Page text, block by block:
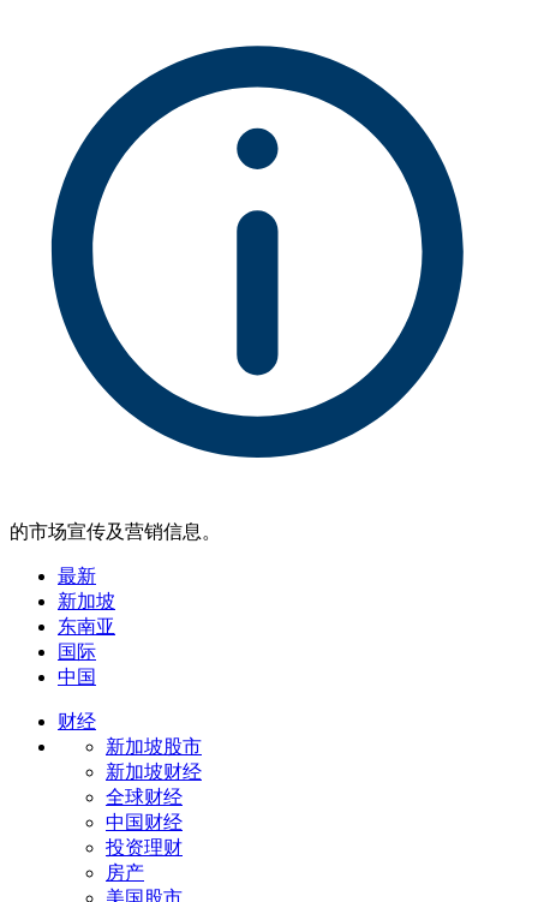
的市场宣传及营销信息。
最新
新加坡
东南亚
国际
中国
财经
新加坡股市
新加坡财经
全球财经
中国财经
投资理财
房产
美国股市